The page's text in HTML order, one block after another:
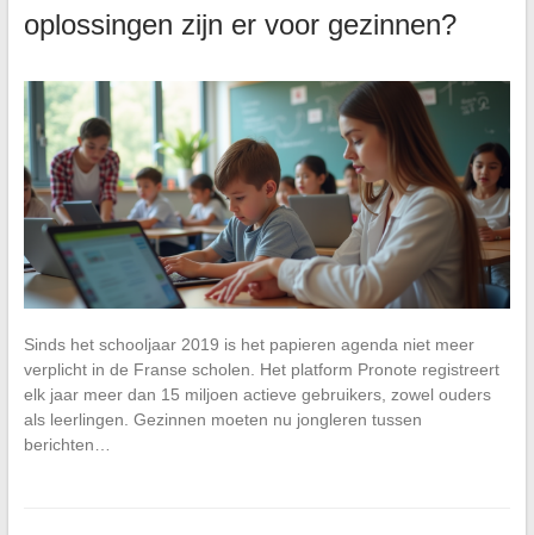
oplossingen zijn er voor gezinnen?
Sinds het schooljaar 2019 is het papieren agenda niet meer
verplicht in de Franse scholen. Het platform Pronote registreert
elk jaar meer dan 15 miljoen actieve gebruikers, zowel ouders
als leerlingen. Gezinnen moeten nu jongleren tussen
berichten…